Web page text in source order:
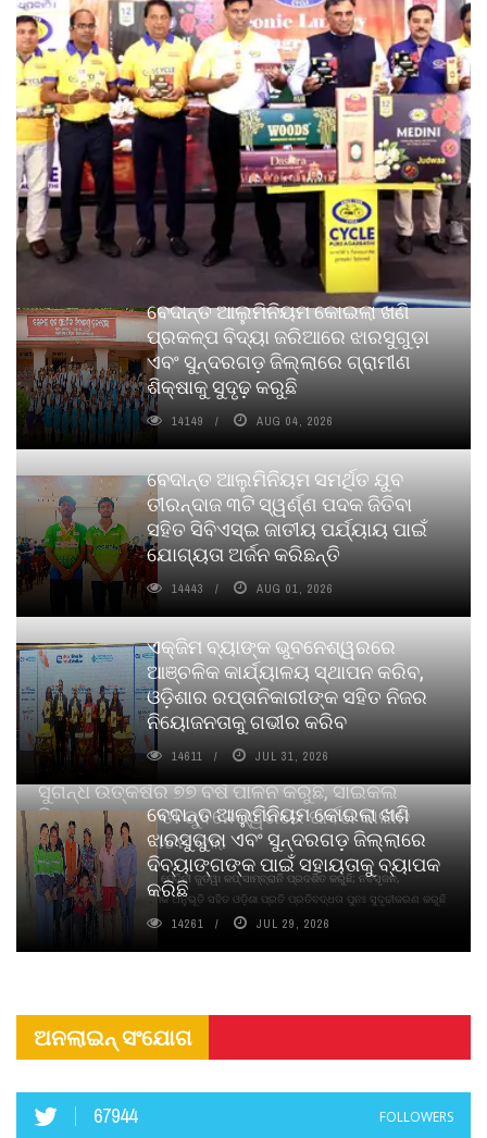
ସୁଗନ୍ଧ ଉତ୍କର୍ଷର ୭୭ ବର୍ଷ ପାଳନ କରୁଛି, ସାଇକଲ
ପିୟୋର୍‌ ଅଗରବତୀ ଭୁବନେଶ୍ୱରରେ ପାର୍ବଣ କାଳୀନ
ନବସୃଜନ ଉନ୍ମୋଚନ କଲା
ବାଉଁଶ ବିହୀନ କଠିନ ଧୂପ ଏବଂ ମେଦିନୀ ଜୁଡୱା କପ୍‌ ସାମ୍ବ୍ରାନି ପ୍ରଦର୍ଶିତ କରୁଛି; ନବସୃଜନ,
ଦୀର୍ଘସ୍ଥାୟିତା ଏବଂ ଆଧ୍ୟାତ୍ମିକ ଅନୁଭୂତି ସହିତ ଓଡ଼ିଶା ପ୍ରତି ପ୍ରତିବଦ୍ଧତା ପୁନଃ ସୁଦୃଢୀକରଣ କରୁଛି
ବେଦାନ୍ତ ଆଲୁମିନିୟମ କୋଇଲା ଖଣି
ପ୍ରକଳ୍ପ ବିଦ୍ୟା ଜରିଆରେ ଝାରସୁଗୁଡ଼ା
ଏବଂ ସୁନ୍ଦରଗଡ଼ ଜିଲ୍ଲାରେ ଗ୍ରାମୀଣ
ଶିକ୍ଷାକୁ ସୁଦୃଢ଼ କରୁଛି
14149 AUG 04, 2026
ବେଦାନ୍ତ ଆଲୁମିନିୟମ ସମର୍ଥିତ ଯୁବ
ତୀରନ୍ଦାଜ ୩ଟି ସ୍ୱର୍ଣ୍ଣ ପଦକ ଜିତିବା
ସହିତ ସିବିଏସ୍ଇ ଜାତୀୟ ପର୍ଯ୍ୟାୟ ପାଇଁ
ଯୋଗ୍ୟତା ଅର୍ଜନ କରିଛନ୍ତି
14443 AUG 01, 2026
ଏକ୍ଜିମ ବ୍ୟାଙ୍କ ଭୁବନେଶ୍ୱରରେ
ଆଞ୍ଚଳିକ କାର୍ଯ୍ୟାଳୟ ସ୍ଥାପନ କରିବ,
ଓଡ଼ିଶାର ରପ୍ତାନିକାରୀଙ୍କ ସହିତ ନିଜର
ନିୟୋଜନତାକୁ ଗଭୀର କରିବ
14611 JUL 31, 2026
ବେଦାନ୍ତ ଆଲୁମିନିୟମ କୋଇଲା ଖଣି
ଝାରସୁଗୁଡା ଏବଂ ସୁନ୍ଦରଗଡ଼ ଜିଲ୍ଲାରେ
ଦିବ୍ୟାଙ୍ଗଙ୍କ ପାଇଁ ସହାୟତାକୁ ବ୍ୟାପକ
କରିଛି
14261 JUL 29, 2026
ଅନଲାଇନ୍ ସଂଯୋଗ
67944 FOLLOWERS